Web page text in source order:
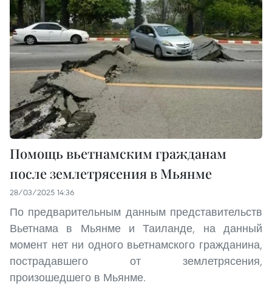
Помощь вьетнамским гражданам
после землетрясения в Мьянме
28/03/2025 14:36
По предварительным данным представительств
Вьетнама в Мьянме и Таиланде, на данный
момент нет ни одного вьетнамского гражданина,
пострадавшего от землетрясения,
произошедшего в Мьянме.